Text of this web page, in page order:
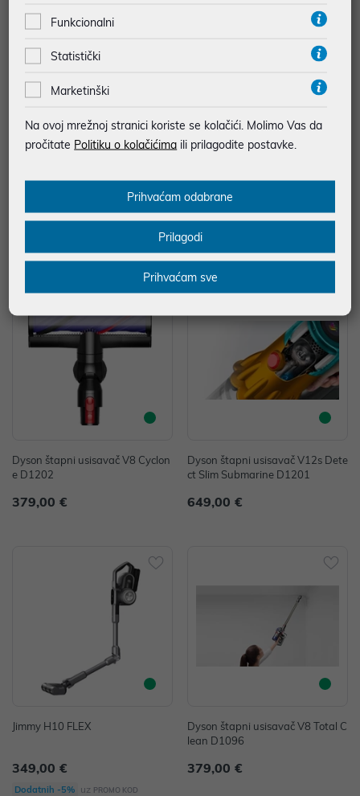
Dyson štapni usisavač V10 Cyclo
Dyson štapni usisavač PencilVac
499,00 €
Dyson štapni usisavač V8 Cyclon
e D1202
379,00 €
Dyson štapni usisavač V12s Dete
ct Slim Submarine D1201
649,00 €
Jimmy H10 FLEX
349,00 €
Dodatnih -5% uz PROMO KOD
Dyson štapni usisavač V8 Total C
lean D1096
379,00 €
Funkcionalni
Statistički
Marketinški
Na ovoj mrežnoj stranici koriste se kolačići. Molimo Vas da
pročitate Politiku o kolačićima ili prilagodite postavke.
Prihvaćam odabrane
Prilagodi
Prihvaćam sve